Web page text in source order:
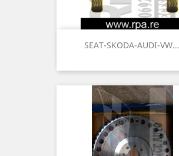
SEAT-SKODA-AUDI-VW...